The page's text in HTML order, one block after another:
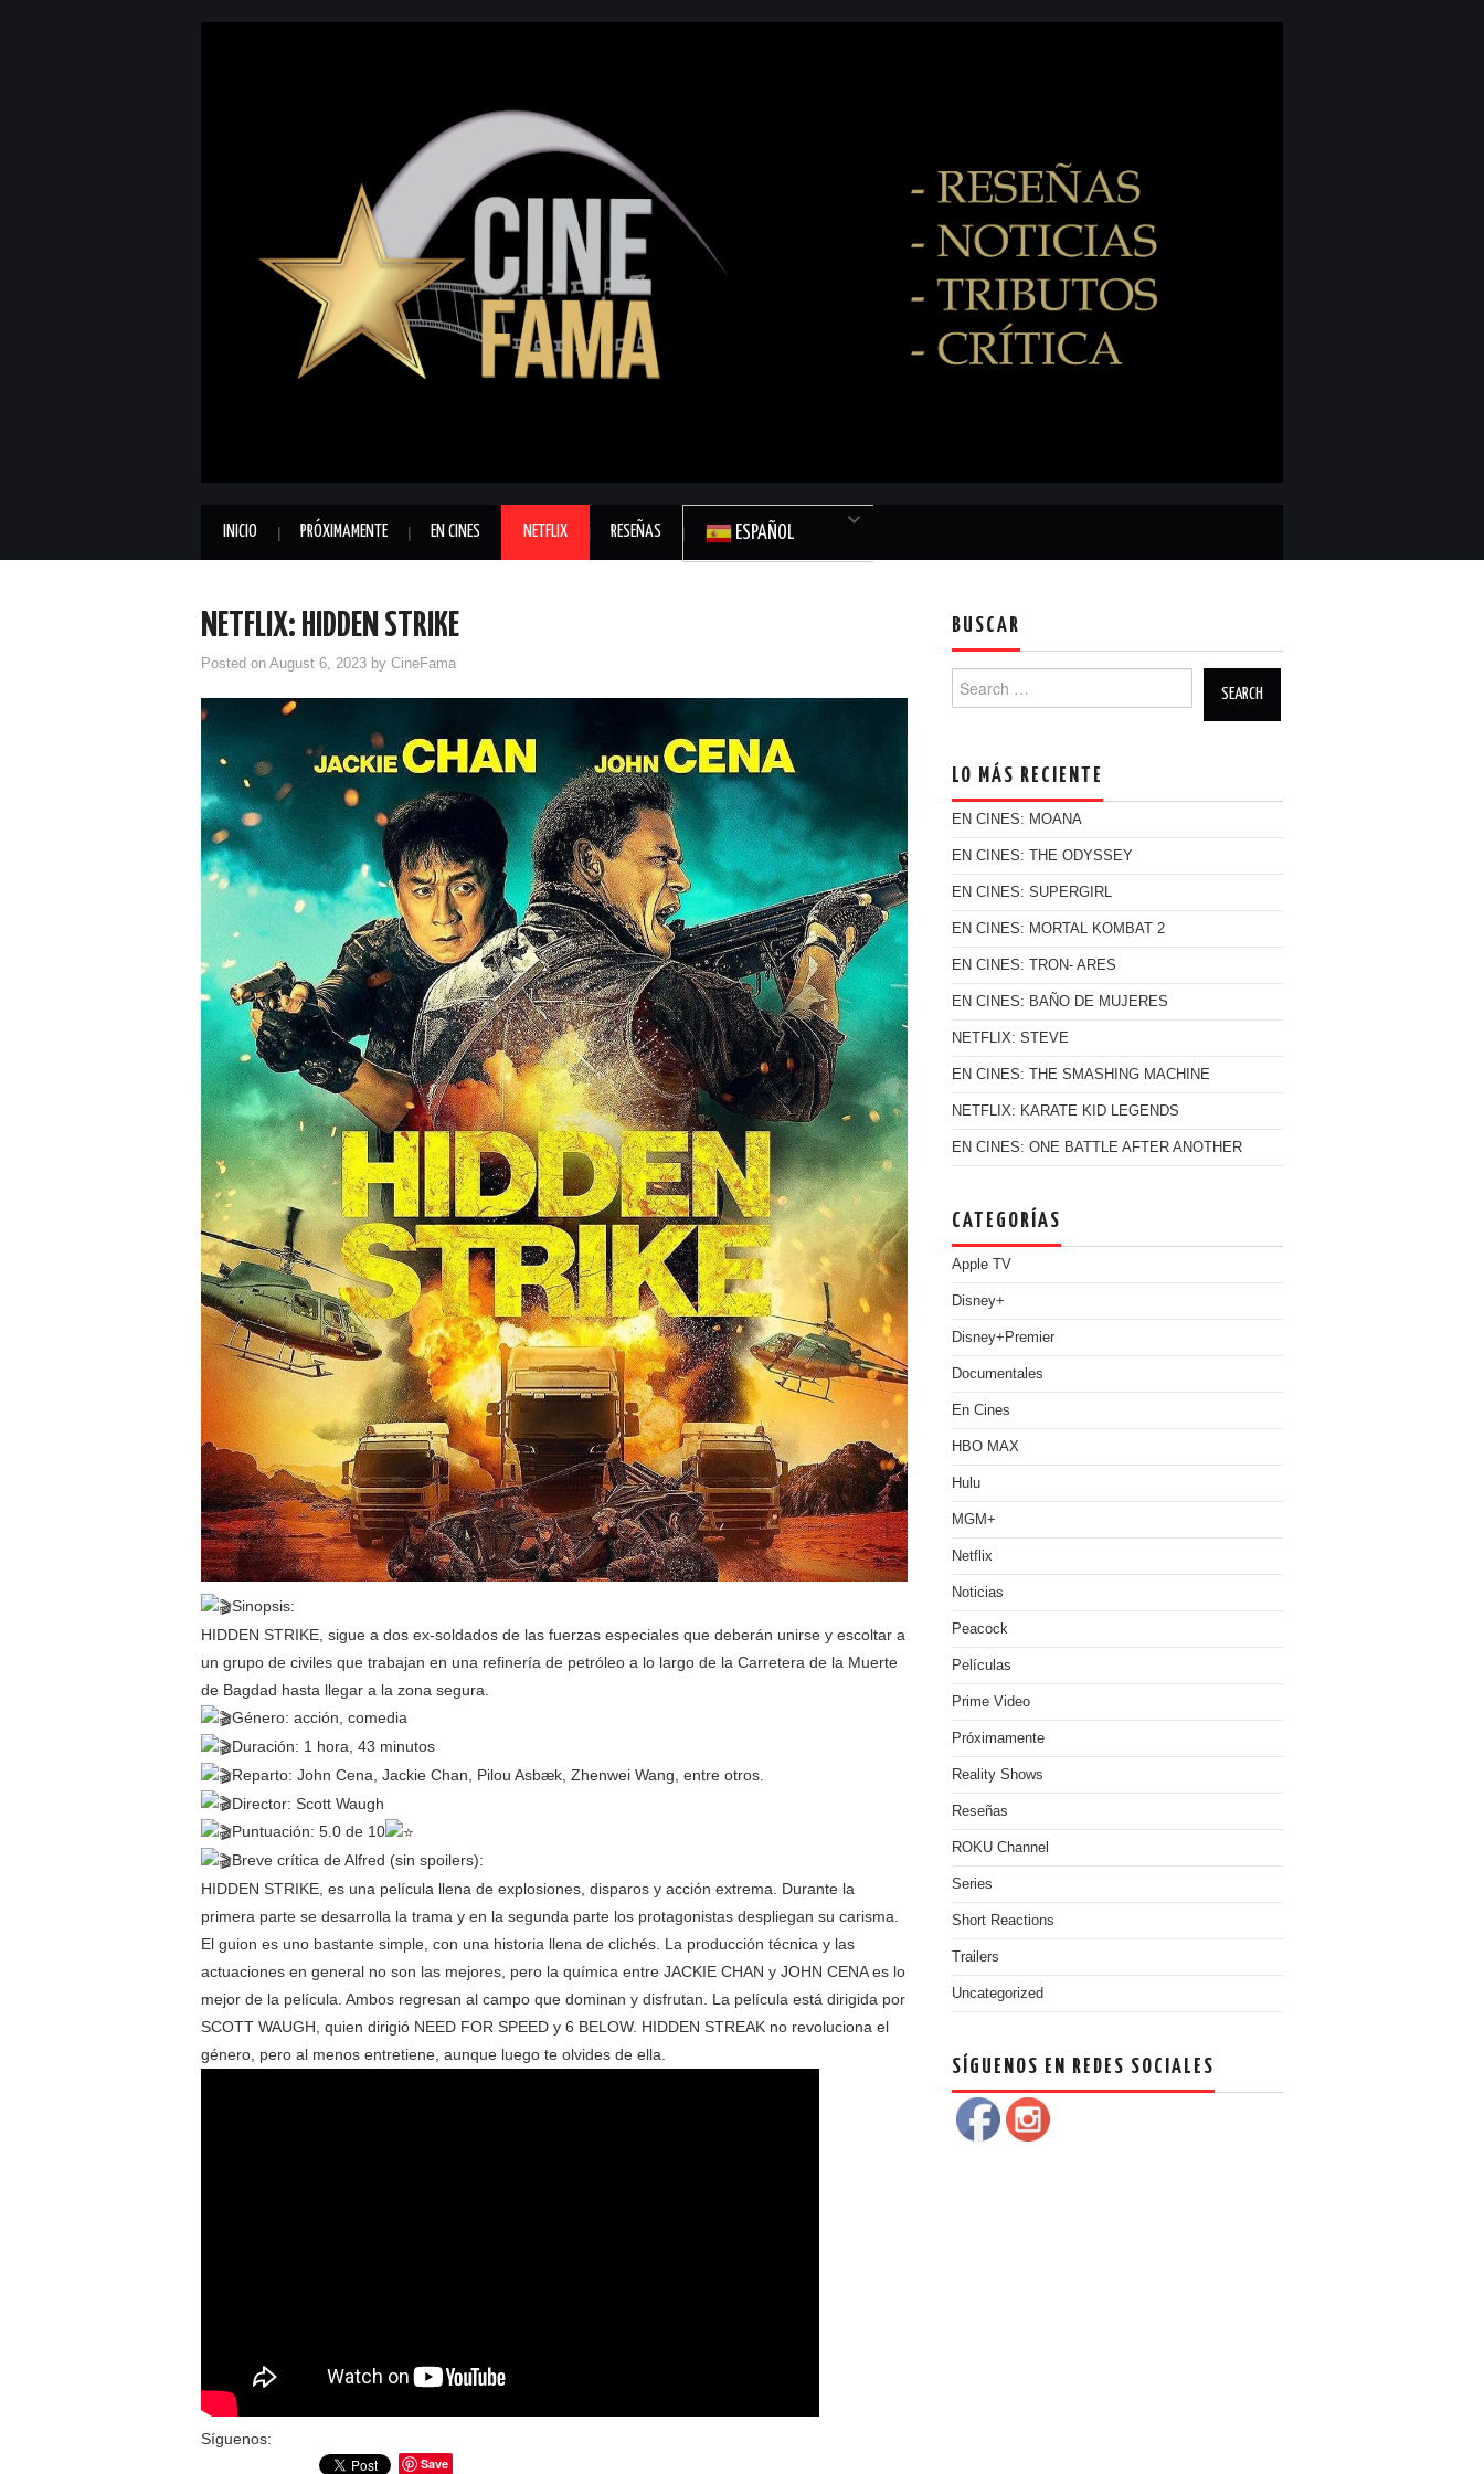
INICIO PRÓXIMAMENTE EN CINES NETFLIX RESEÑAS ESPAÑOL
NETFLIX: HIDDEN STRIKE
Posted on August 6, 2023 by CineFama
Sinopsis:
HIDDEN STRIKE, sigue a dos ex-soldados de las fuerzas especiales que deberán unirse y escoltar a
un grupo de civiles que trabajan en una refinería de petróleo a lo largo de la Carretera de la Muerte
de Bagdad hasta llegar a la zona segura.
Género: acción, comedia
Duración: 1 hora, 43 minutos
Reparto: John Cena, Jackie Chan, Pilou Asbæk, Zhenwei Wang, entre otros.
Director: Scott Waugh
Puntuación: 5.0 de 10
Breve crítica de Alfred (sin spoilers):
HIDDEN STRIKE, es una película llena de explosiones, disparos y acción extrema. Durante la
primera parte se desarrolla la trama y en la segunda parte los protagonistas despliegan su carisma.
El guion es uno bastante simple, con una historia llena de clichés. La producción técnica y las
actuaciones en general no son las mejores, pero la química entre JACKIE CHAN y JOHN CENA es lo
mejor de la película. Ambos regresan al campo que dominan y disfrutan. La película está dirigida por
SCOTT WAUGH, quien dirigió NEED FOR SPEED y 6 BELOW. HIDDEN STREAK no revoluciona el
género, pero al menos entretiene, aunque luego te olvides de ella.
Síguenos:
Save
BUSCAR
Search for:
LO MÁS RECIENTE
EN CINES: MOANA
EN CINES: THE ODYSSEY
EN CINES: SUPERGIRL
EN CINES: MORTAL KOMBAT 2
EN CINES: TRON- ARES
EN CINES: BAÑO DE MUJERES
NETFLIX: STEVE
EN CINES: THE SMASHING MACHINE
NETFLIX: KARATE KID LEGENDS
EN CINES: ONE BATTLE AFTER ANOTHER
CATEGORÍAS
Apple TV
Disney+
Disney+Premier
Documentales
En Cines
HBO MAX
Hulu
MGM+
Netflix
Noticias
Peacock
Películas
Prime Video
Próximamente
Reality Shows
Reseñas
ROKU Channel
Series
Short Reactions
Trailers
Uncategorized
SÍGUENOS EN REDES SOCIALES